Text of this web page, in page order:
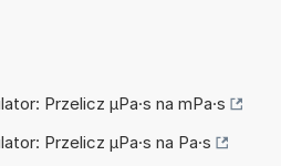
Przelicz µPa·s na mPa·s
Przelicz µPa·s na Pa·s